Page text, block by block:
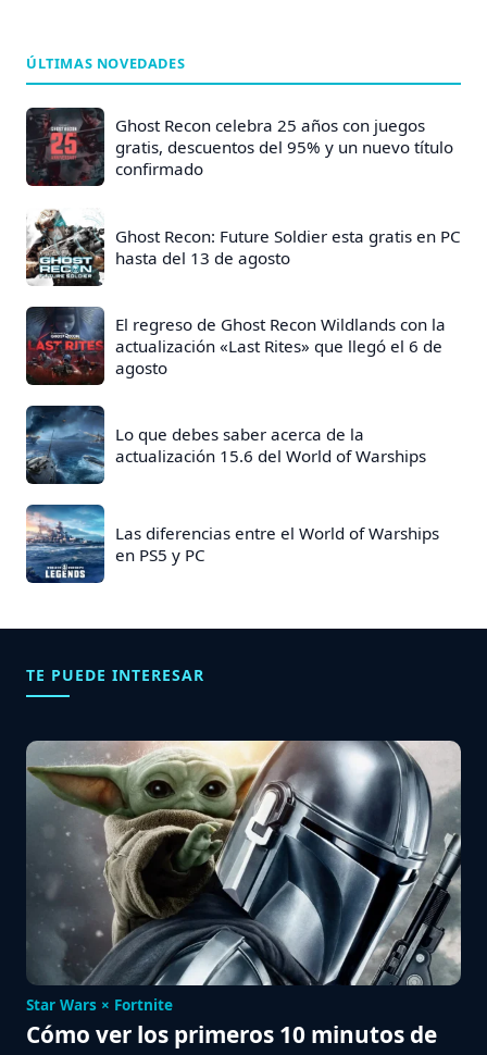
d
e
E
n
t
a
d
a
s
:
ÚLTIMAS NOVEDADES
Ghost Recon celebra 25 años con juegos
gratis, descuentos del 95% y un nuevo título
confirmado
Ghost Recon: Future Soldier esta gratis en PC
hasta del 13 de agosto
El regreso de Ghost Recon Wildlands con la
actualización «Last Rites» que llegó el 6 de
agosto
Lo que debes saber acerca de la
actualización 15.6 del World of Warships
Las diferencias entre el World of Warships
en PS5 y PC
TE PUEDE INTERESAR
Star Wars × Fortnite
Cómo ver los primeros 10 minutos de